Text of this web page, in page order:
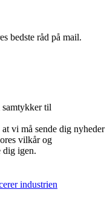
bedste råd på mail.
samtykker til
vi må sende dig nyheder
vilkår og
dig igen.
industrien